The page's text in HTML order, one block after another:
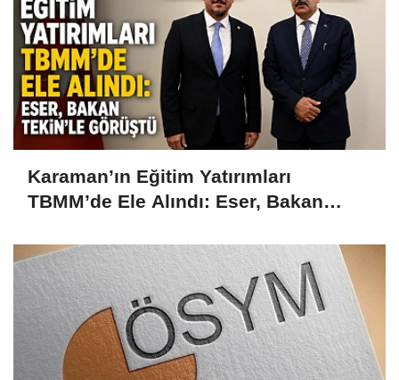
Karaman’ın Eğitim Yatırımları
TBMM’de Ele Alındı: Eser, Bakan